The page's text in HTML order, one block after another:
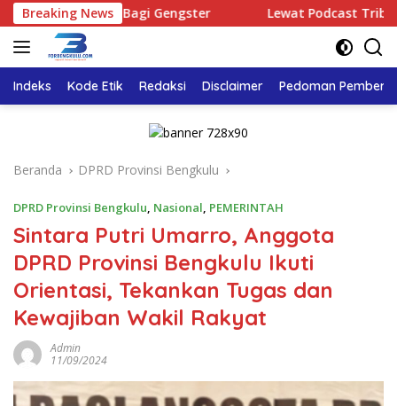
Langsung
ke
konten
Breaking News
Bagi Gengster Lewat Podcast Tribun Bengkulu,
Indeks Kode Etik Redaksi Disclaimer Pedoman
Beranda DPRD Provinsi Bengkulu
DPRD Provinsi Bengkulu, Nasional, PEMERINTAH
Sintara Putri Umarro, Anggota
DPRD Provinsi Bengkulu Ikuti
Orientasi, Tekankan Tugas dan
Kewajiban Wakil Rakyat
Admin
11/09/2024